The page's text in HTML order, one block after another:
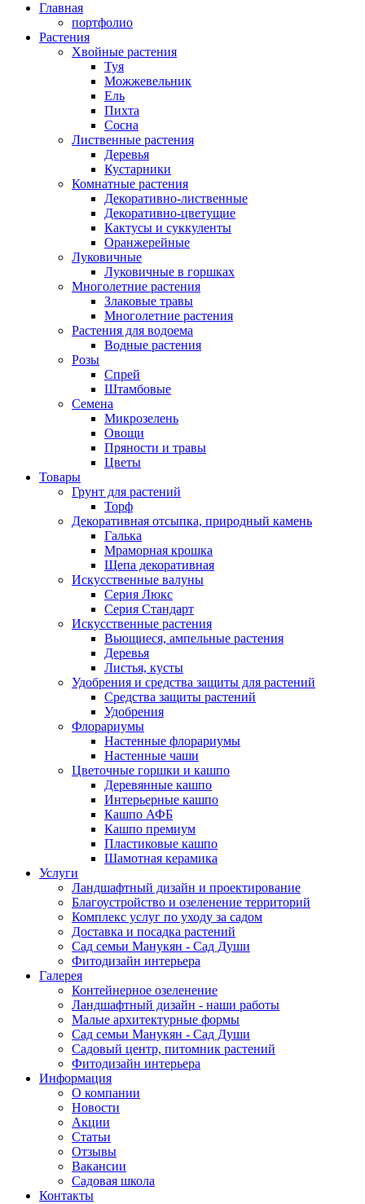
Главная
портфолио
Растения
Хвойные растения
Туя
Можжевельник
Ель
Пихта
Сосна
Лиственные растения
Деревья
Кустарники
Комнатные растения
Декоративно-лиственные
Декоративно-цветущие
Кактусы и суккуленты
Оранжерейные
Луковичные
Луковичные в горшках
Многолетние растения
Злаковые травы
Многолетние растения
Растения для водоема
Водные растения
Розы
Спрей
Штамбовые
Семена
Микрозелень
Овощи
Пряности и травы
Цветы
Товары
Грунт для растений
Торф
Декоративная отсыпка, природный камень
Галька
Мраморная крошка
Щепа декоративная
Искусственные валуны
Серия Люкс
Серия Стандарт
Искусственные растения
Вьющиеся, ампельные растения
Деревья
Листья, кусты
Удобрения и средства защиты для растений
Средства защиты растений
Удобрения
Флорариумы
Настенные флорариумы
Настенные чаши
Цветочные горшки и кашпо
Деревянные кашпо
Интерьерные кашпо
Кашпо АФБ
Кашпо премиум
Пластиковые кашпо
Шамотная керамика
Услуги
Ландшафтный дизайн и проектирование
Благоустройство и озеленение территорий
Комплекс услуг по уходу за садом
Доставка и посадка растений
Сад семьи Манукян - Сад Души
Фитодизайн интерьера
Галерея
Контейнерное озеленение
Ландшафтный дизайн - наши работы
Малые архитектурные формы
Сад семьи Манукян - Сад Души
Садовый центр, питомник растений
Фитодизайн интерьера
Информация
О компании
Новости
Акции
Статьи
Отзывы
Вакансии
Садовая школа
Контакты